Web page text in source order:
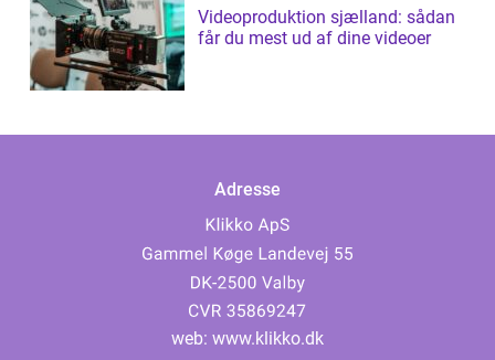
Videoproduktion sjælland: sådan
får du mest ud af dine videoer
Adresse
web: www.klikko.dk